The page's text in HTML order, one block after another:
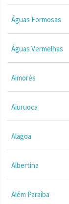
Águas Formosas
Águas Vermelhas
Aimorés
Aiuruoca
Alagoa
Albertina
Além Paraíba